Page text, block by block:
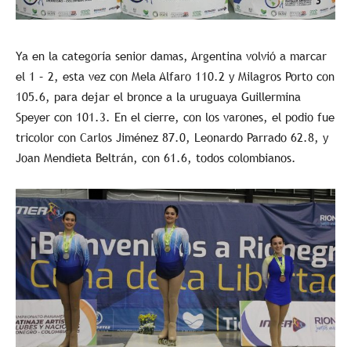
Ya en la categoría senior damas, Argentina volvió a marcar
el 1 – 2, esta vez con Mela Alfaro 110.2 y Milagros Porto con
105.6, para dejar el bronce a la uruguaya Guillermina
Speyer con 101.3. En el cierre, con los varones, el podio fue
tricolor con Carlos Jiménez 87.0, Leonardo Parrado 62.8, y
Joan Mendieta Beltrán, con 61.6, todos colombianos.